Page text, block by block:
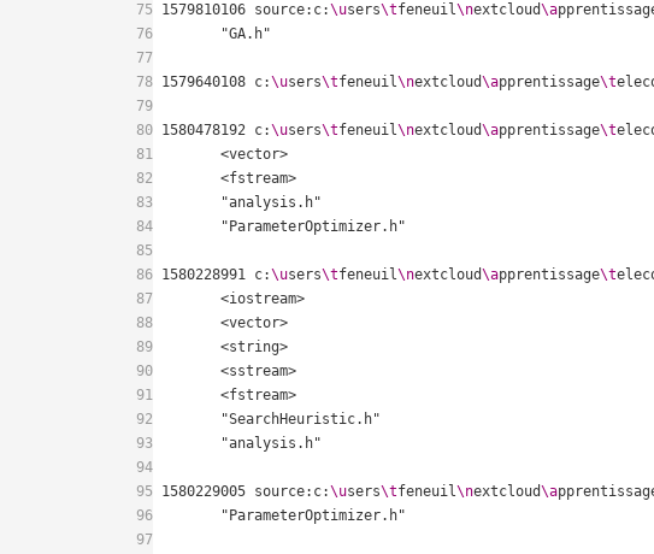
75
76
77
78
79
80
81
82
83
84
85
86
87
88
89
90
91
92
93
94
95
96
97
1579810106 source:c:\users\tfeneuil\nextcloud\a
1579640108 c:\users\tfeneuil\nextcloud\apprentissage\t
1580478192 c:\users\tfeneuil\nextcloud\apprentissage\t
	<vector>
	<fstream>
1580228991 c:\users\tfeneuil\nextcloud\apprentissage\t
	<iostream>
	<vector>
	<string>
	<sstream>
	<fstream>
1580229005 source:c:\users\tfeneuil\nextcloud\a